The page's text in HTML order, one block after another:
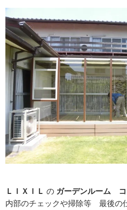
ＬＩＸＩＬの ガーデンルーム
内部のチェックや掃除等 最後の